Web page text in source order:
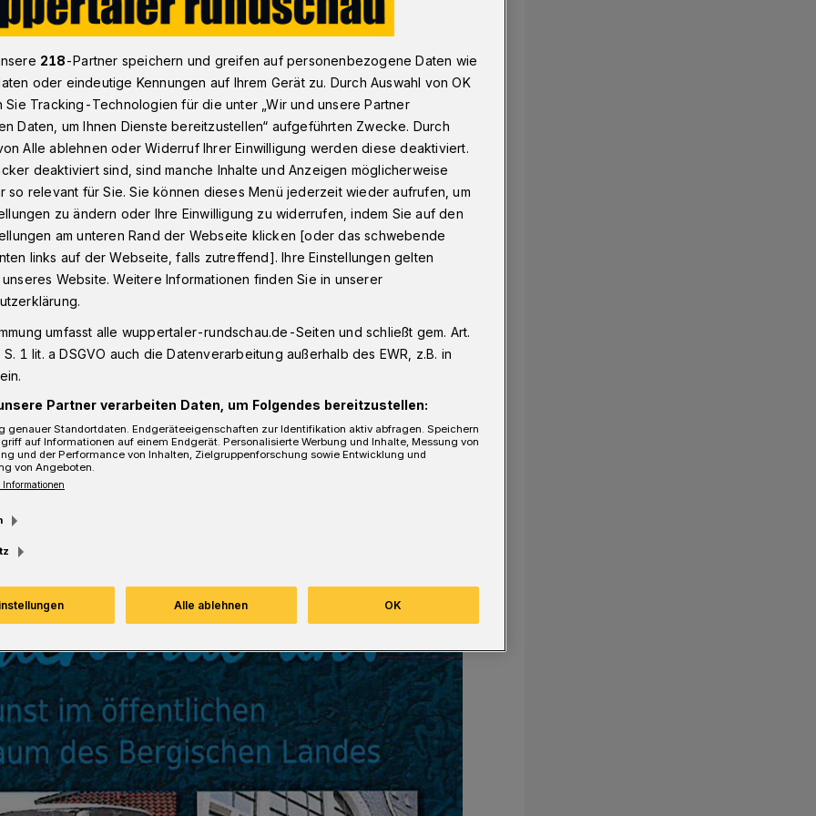
Broschüre: 67 Kunstwerke im öffentlichen bergischen Raum​
im öffentlichen
schon einmal gefragt haben, was die
oder auf die sie zufällig auf
soll, kann die Broschüre „Sieh
des Bergischen Landes“ von
218-Partner speichern und greifen auf personenbezogene Daten wie
oder eindeutige Kennungen auf Ihrem Gerät zu. Durch Auswahl von OK
Sie Tracking-Technologien für die unter „Wir und unsere Partner
Daten, um Ihnen Dienste bereitzustellen“ aufgeführten Zwecke. Durch
Alle ablehnen oder Widerruf Ihrer Einwilligung werden diese deaktiviert.
deaktiviert sind, sind manche Inhalte und Anzeigen möglicherweise
so relevant für Sie. Sie können dieses Menü jederzeit wieder aufrufen, um
zu ändern oder Ihre Einwilligung zu widerrufen, indem Sie auf den
am unteren Rand der Webseite klicken [oder das schwebende
links auf der Webseite, falls zutreffend]. Ihre Einstellungen gelten
Website. Weitere Informationen finden Sie in unserer
umfasst alle wuppertaler-rundschau.de-Seiten und schließt gem. Art.
1 lit. a DSGVO auch die Datenverarbeitung außerhalb des EWR, z.B. in
Partner verarbeiten Daten, um Folgendes bereitzustellen:
genauer Standortdaten. Endgeräteeigenschaften zur Identifikation aktiv abfragen. Speichern
auf Informationen auf einem Endgerät. Personalisierte Werbung und Inhalte, Messung von
und der Performance von Inhalten, Zielgruppenforschung sowie Entwicklung und
von Angeboten.
Alle ablehnen OK